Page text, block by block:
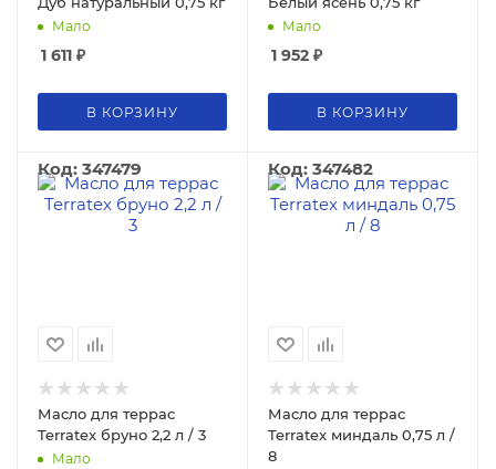
Мало
1 611 ₽
В КОРЗИНУ
Мало
1 952 ₽
В КОРЗИНУ
Код: 347479
Масло для террас
Terratex бруно 2,2 л / 3
Мало
Код: 347482
Масло для террас
Terratex миндаль 0,75 л /
8